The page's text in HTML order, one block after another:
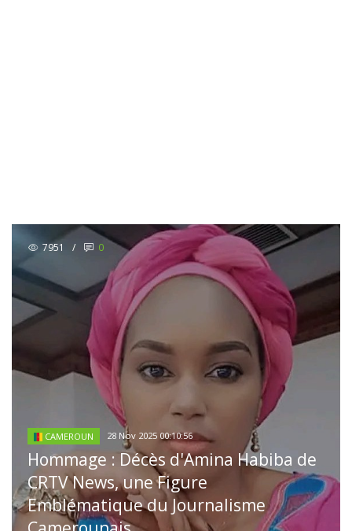
7951 / 0
CAMEROUN 28 Nov 2025 00:10:56
Hommage : Décès d'Amina Habiba de
CRTV News, une Figure
Emblématique du Journalisme